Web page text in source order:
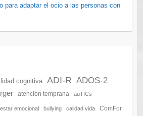
para adaptar el ocio a las personas con
cognitiva ADI-R ADOS-2
atención temprana auTICs
emocional bullying calidad vida ComFor